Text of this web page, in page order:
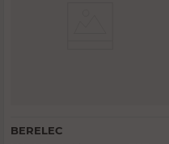
BERELEC